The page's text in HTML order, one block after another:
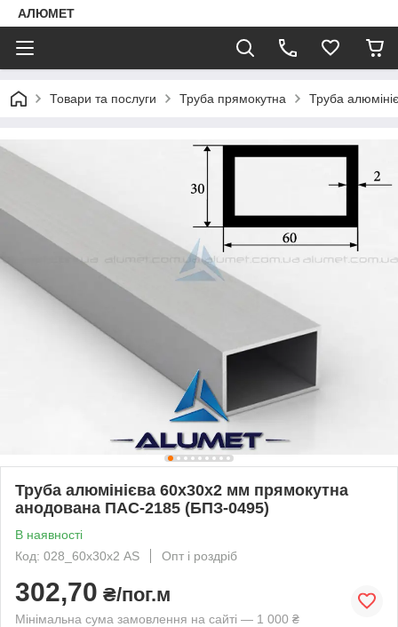
АЛЮМЕТ
Товари та послуги Труба прямокутна Труба
Труба алюмінієва 60х30х2 мм прямокутна
анодована ПАС-2185 (БПЗ-0495)
В наявності
Код: 028_60х30х2 AS
Опт і роздріб
302,70 ₴/пог.м
Мінімальна сума замовлення на сайті — 1 000 ₴